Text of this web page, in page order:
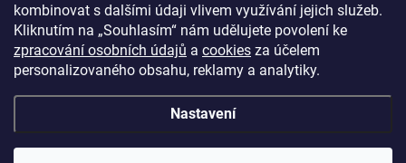
kombinovat s dalšími údaji vlivem využívání jejich služeb.
Kliknutím na „Souhlasím“ nám udělujete povolení ke
zpracování osobních údajů a cookies za účelem
personalizovaného obsahu, reklamy a analytiky.
Nastavení